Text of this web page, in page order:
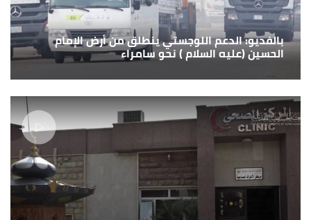
بالفديو: الدعم اللوجستي ينطلق من أرض الإمام
الحسين (عليه السلام ) نحو سامراء